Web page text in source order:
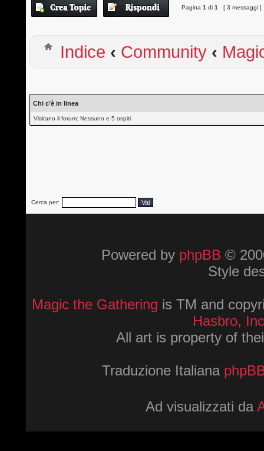
Pagina1 di1 [ 3 messaggi ]
Indice ‹ Community ‹
Chi c’è in linea
Visitano il forum: Nessuno e 5 ospiti
Cerca per:
Powered by phpBB ©
Style
Magic the Gathering is TM and
Hasbro,
All art is property of
Traduzione Italiana
Ad visualizzati da